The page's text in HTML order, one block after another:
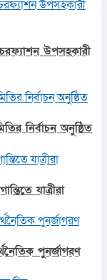
উপসহকারী
নির্বাচন অনুষ্ঠিত
যাত্রীরা
পুনর্জাগরণ